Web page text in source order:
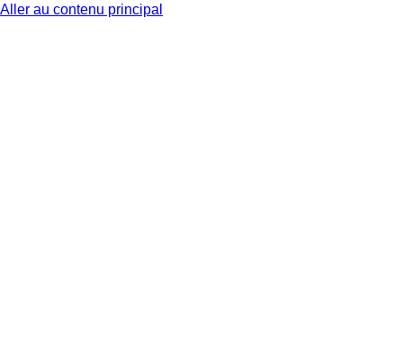
Aller au contenu principal